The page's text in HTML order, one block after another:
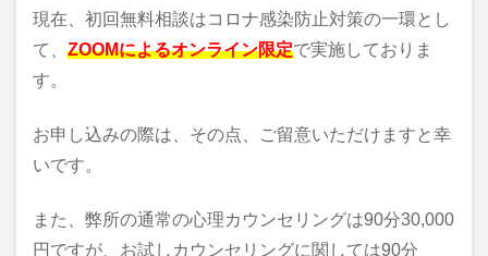
現在、初回無料相談はコロナ感染防止対策の一環とし
て、 ZOOMによるオンライン限定で実施しておりま
す。
お申し込みの際は、その点、ご留意いただけますと幸
いです。
また、弊所の通常の心理カウンセリングは90分30,000
円ですが、お試しカウンセリングに関しては90分